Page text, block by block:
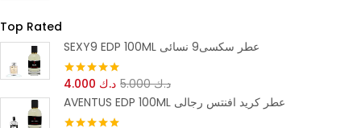
Top Rated
SEXY9 EDP 100ML عطر سكسى9 نسائى
تم التقييمد.ك د.ك5.000
AVENTUS EDP 100ML عطر كريد افنتس رجالى